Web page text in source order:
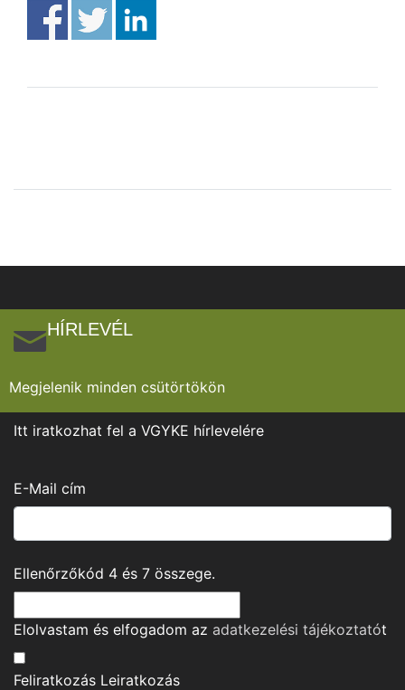
HÍRLEVÉL
Megjelenik minden csütörtökön
Itt iratkozhat fel a VGYKE hírlevelére
E-Mail cím
Ellenőrzőkód 4 és 7 összege.
Elolvastam és elfogadom az adatkezelési tájékoztatót
Feliratkozás Leiratkozás